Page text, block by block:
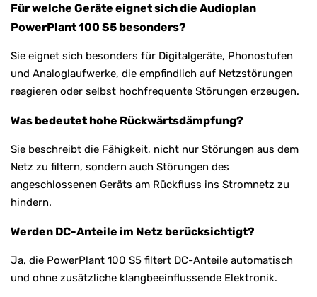
Für welche Geräte eignet sich die Audioplan
PowerPlant 100 S5 besonders?
Sie eignet sich besonders für Digitalgeräte, Phonostufen
und Analoglaufwerke, die empfindlich auf Netzstörungen
reagieren oder selbst hochfrequente Störungen erzeugen.
Was bedeutet hohe Rückwärtsdämpfung?
Sie beschreibt die Fähigkeit, nicht nur Störungen aus dem
Netz zu filtern, sondern auch Störungen des
angeschlossenen Geräts am Rückfluss ins Stromnetz zu
hindern.
Werden DC-Anteile im Netz berücksichtigt?
Ja, die PowerPlant 100 S5 filtert DC-Anteile automatisch
und ohne zusätzliche klangbeeinflussende Elektronik.